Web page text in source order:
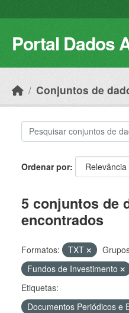
Portal Dados
Conjuntos de
Ordenar por
5 conjuntos de
encontrados
Formatos: TXT
Fundos de Investimento
Etiquetas:
Documentos Periódicos e